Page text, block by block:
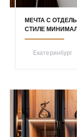
МЕЧТА С
СТИЛЕ
Екатеринбург